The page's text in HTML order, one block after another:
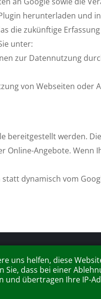
herunterladen und
die zukünftige
unter:
zur Datennutzung
von Webseiten oder
bereitgestellt werden.
Online-Angebote. Wenn
dynamisch vom
uns helfen, diese
Sie, dass bei einer
übertragen Ihre IP-